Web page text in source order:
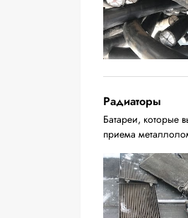
Радиаторы
Батареи, которые
приема